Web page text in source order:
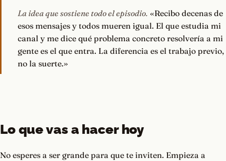
La idea que sostiene todo el episodio. «Recibo decenas de
esos mensajes y todos mueren igual. El que estudia mi
canal y me dice qué problema concreto resolvería a mi
gente es el que entra. La diferencia es el trabajo previo,
no la suerte.»
Lo que vas a hacer hoy
No esperes a ser grande para que te inviten. Empieza a